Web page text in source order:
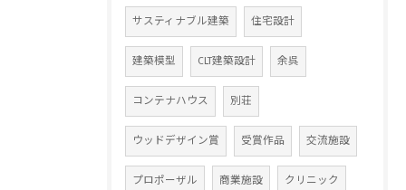
サスティナブル建築 住宅設計
建築模型 CLT建築設計 余呉
コンテナハウス 別荘
ウッドデザイン賞 受賞作品 交流施設
プロポーザル 商業施設 クリニック